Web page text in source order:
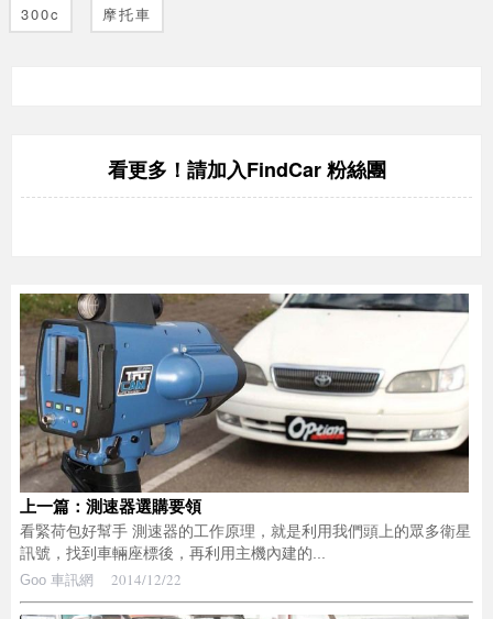
300c 摩托車
看更多！請加入FindCar 粉絲團
上一篇：測速器選購要領
看緊荷包好幫手 測速器的工作原理，就是利用我們頭上的眾多衛星
訊號，找到車輛座標後，再利用主機內建的...
Goo 車訊網 2014/12/22